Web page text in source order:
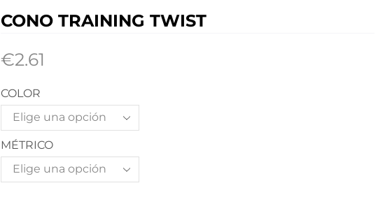
CONO TRAINING TWIST
€2.61
COLOR
MÉTRICO